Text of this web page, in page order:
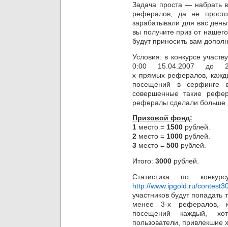
Задача проста — набрать
рефералов, да не
зарабатывали для вас
вы получите приз от
будут приносить вам
Условия: в конкурсе
0:00 15.04.2007 до
х прямых рефералов,
посещений в серфинге
совершенные такие
рефералы сделали больше
Призовой фонд:
1 место = 1500 рублей.
2 место = 1000 рублей.
3 место = 500 рублей.
Итого: 3000 рублей.
Статистика по
http://www.ipgold.ru/
участников будут попадать
менее 3-х рефералов,
посещений каждый,
пользователи, привлекшие